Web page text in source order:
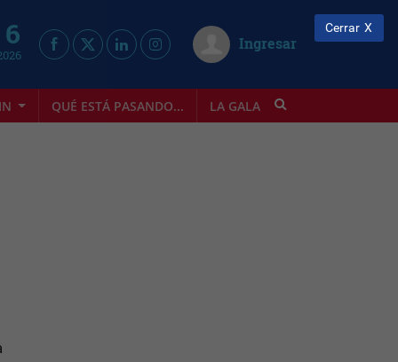
Ingresar
QUÉ ESTÁ PASANDO... LA GALA INFOSTYLE
Cerrar